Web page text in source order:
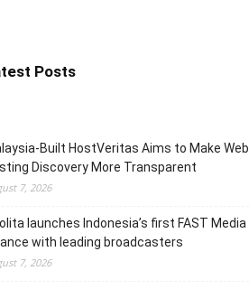
Posts
Built HostVeritas Aims to Make Web
Discovery More Transparent
7, 2026
launches Indonesia’s first FAST Media
with leading broadcasters
7, 2026